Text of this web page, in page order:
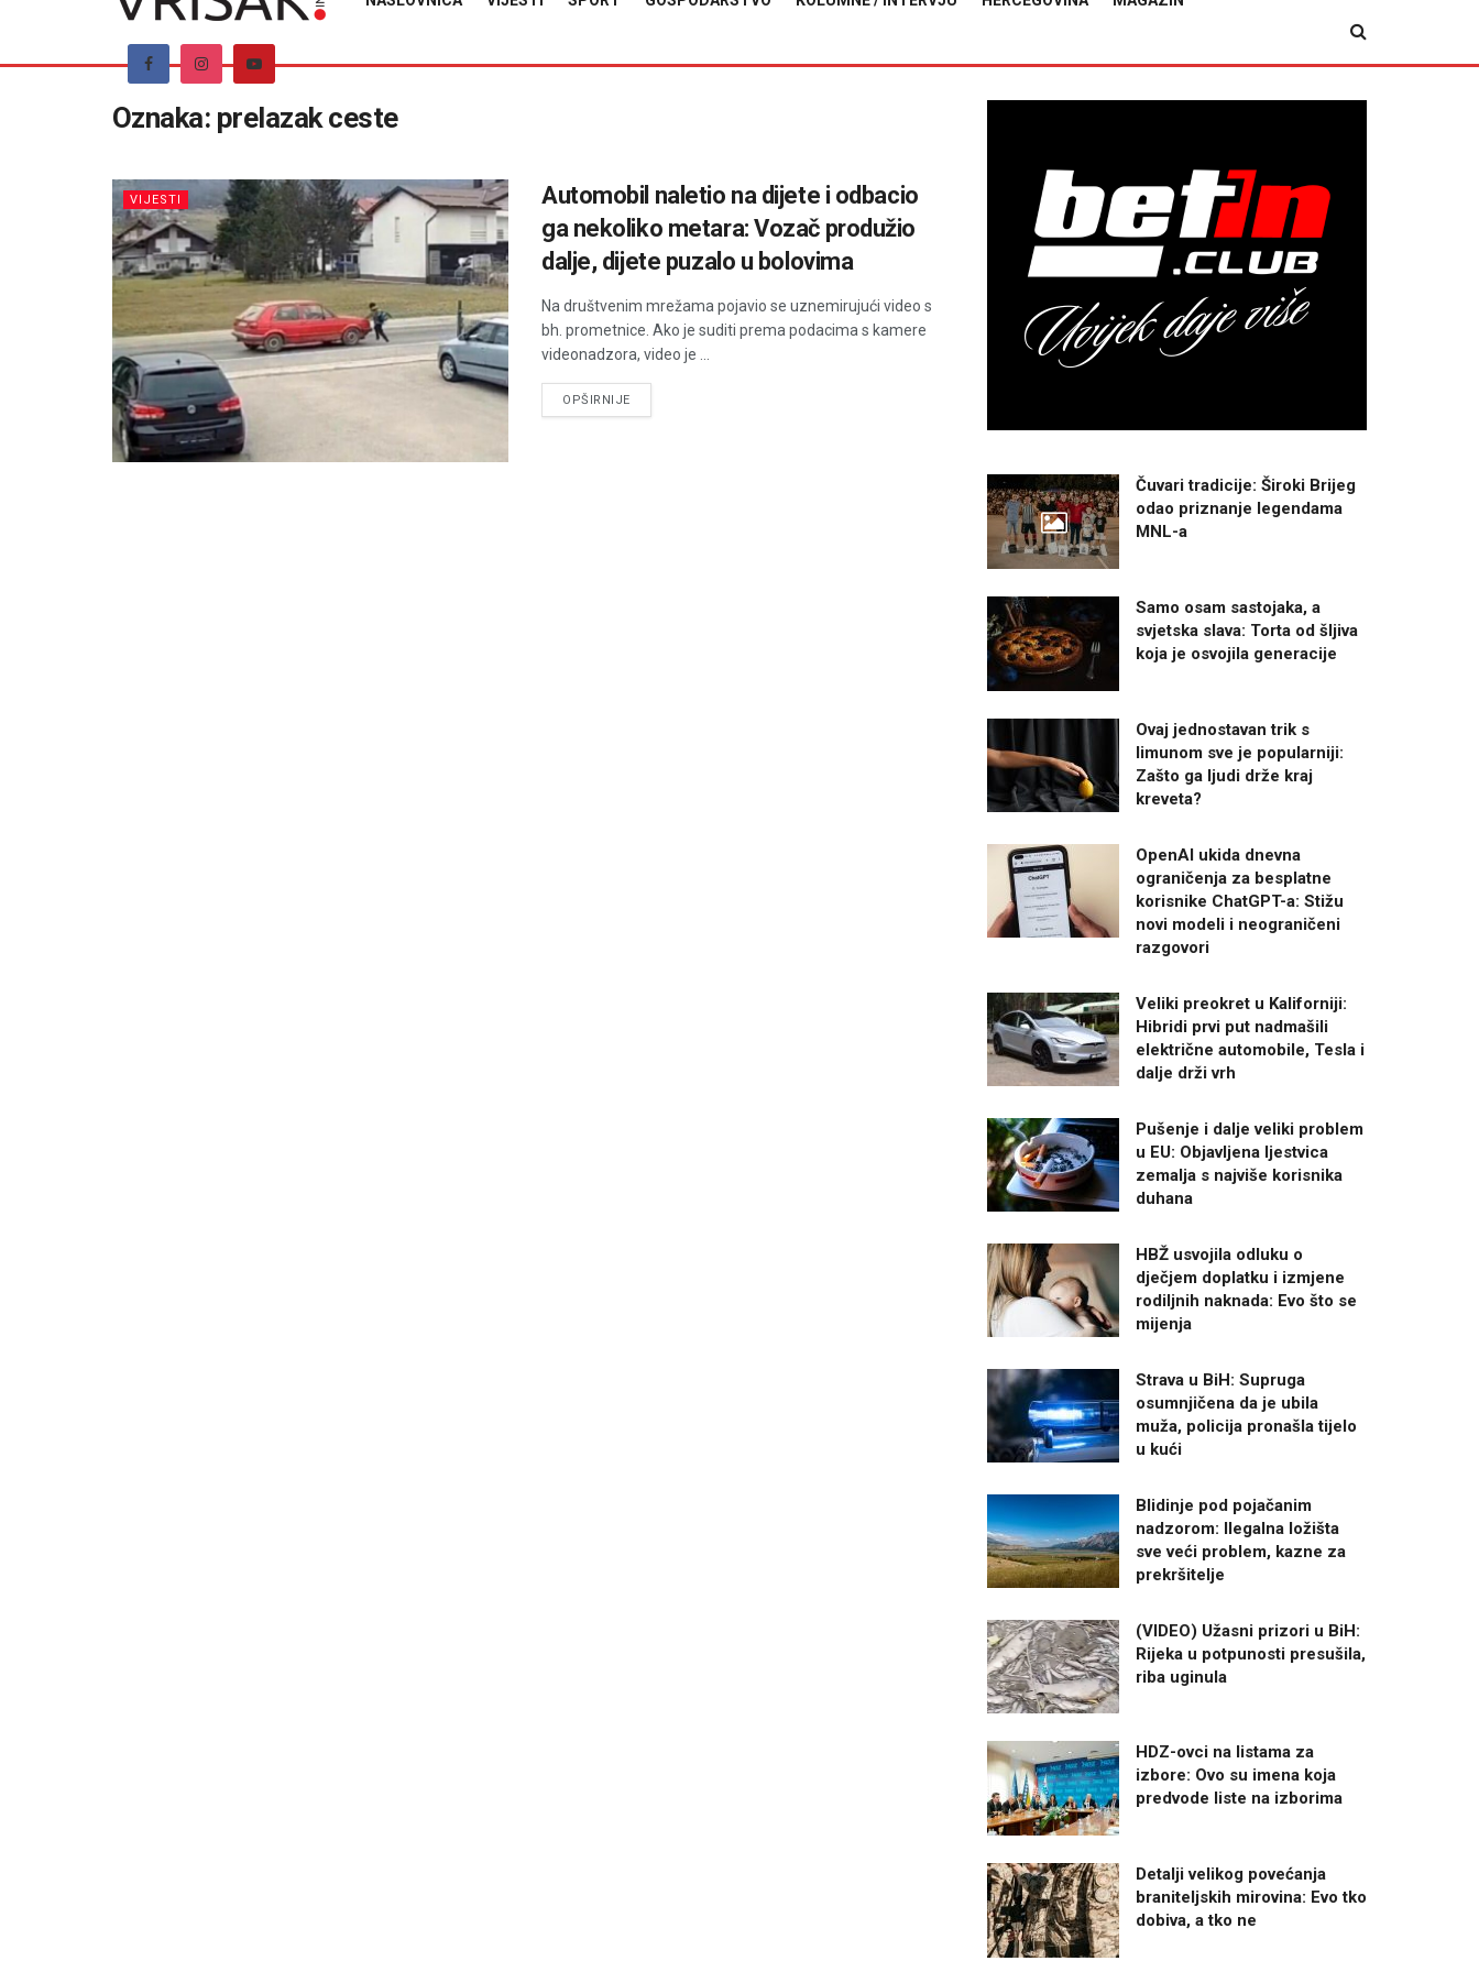
Oznaka: prelazak ceste
VIJESTI
Automobil naletio na dijete i odbacio
ga nekoliko metara: Vozač produžio
dalje, dijete puzalo u bolovima
Na društvenim mrežama pojavio se uznemirujući video s
bh. prometnice. Ako je suditi prema podacima s kamere
videonadzora, video je ...
OPŠIRNIJEDETAILS
Čuvari tradicije: Široki Brijeg
odao priznanje legendama
MNL-a
Samo osam sastojaka, a
svjetska slava: Torta od šljiva
koja je osvojila generacije
Ovaj jednostavan trik s
limunom sve je popularniji:
Zašto ga ljudi drže kraj
kreveta?
OpenAI ukida dnevna
ograničenja za besplatne
korisnike ChatGPT-a: Stižu
novi modeli i neograničeni
razgovori
Veliki preokret u Kaliforniji:
Hibridi prvi put nadmašili
električne automobile, Tesla i
dalje drži vrh
Pušenje i dalje veliki problem
u EU: Objavljena ljestvica
zemalja s najviše korisnika
duhana
HBŽ usvojila odluku o
dječjem doplatku i izmjene
rodiljnih naknada: Evo što se
mijenja
Strava u BiH: Supruga
osumnjičena da je ubila
muža, policija pronašla tijelo
u kući
Blidinje pod pojačanim
nadzorom: Ilegalna ložišta
sve veći problem, kazne za
prekršitelje
(VIDEO) Užasni prizori u BiH:
Rijeka u potpunosti presušila,
riba uginula
HDZ-ovci na listama za
izbore: Ovo su imena koja
predvode liste na izborima
Detalji velikog povećanja
braniteljskih mirovina: Evo tko
dobiva, a tko ne